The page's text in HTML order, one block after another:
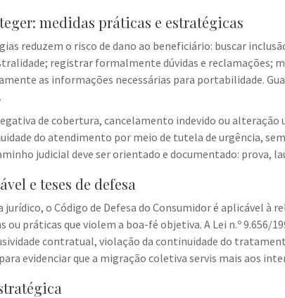
medidas práticas e estratégicas
reduzem o risco de dano ao beneficiário: buscar
registrar formalmente dúvidas e reclamações;
as informações necessárias para portabilidade.
de cobertura, cancelamento indevido ou
do atendimento por meio de tutela de urgência,
judicial deve ser orientado e documentado: prova,
e teses de defesa
jurídico, o Código de Defesa do Consumidor é aplicável
ou práticas que violem a boa-fé objetiva. A Lei n.º
contratual, violação da continuidade do
evidenciar que a migração coletiva servis mais aos